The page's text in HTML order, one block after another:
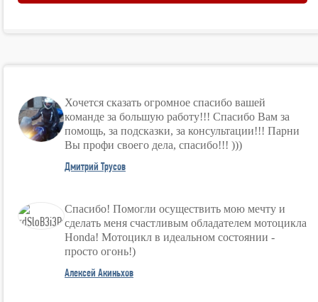
Хочется сказать огромное спасибо вашей
команде за большую работу!!! Спасибо Вам за
помощь, за подсказки, за консультации!!! Парни
Вы профи своего дела, спасибо!!! )))
Дмитрий Трусов
Спасибо! Помогли осуществить мою мечту и
сделать меня счастливым обладателем мотоцикла
Honda! Мотоцикл в идеальном состоянии -
просто огонь!)
Алексей Акиньхов